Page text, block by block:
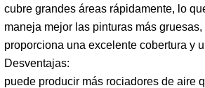
cubre grandes áreas rápidamente, lo
maneja mejor las pinturas más
proporciona una excelente cobertura y
Desventajas:
puede producir más rociadores de aire